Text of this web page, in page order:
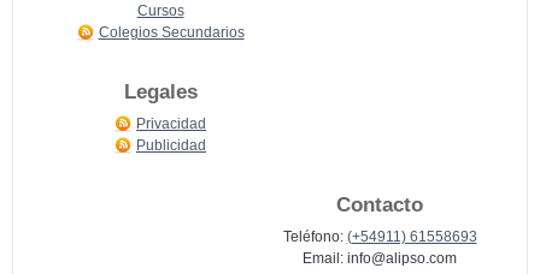
Cursos
Colegios Secundarios
Legales
Privacidad
Publicidad
Contacto
Teléfono: (+54911) 61558693
Email: info@alipso.com